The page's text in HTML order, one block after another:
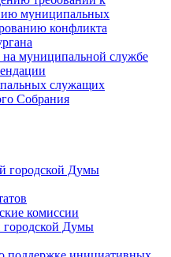
муниципальных
конфликта
муниципальной службе
служащих
Cобрания
городской Думы
комиссии
городской Думы